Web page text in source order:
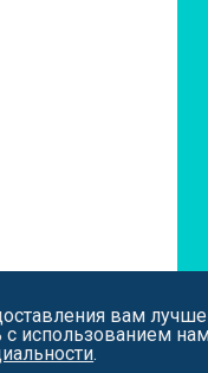
вам
использованием
.